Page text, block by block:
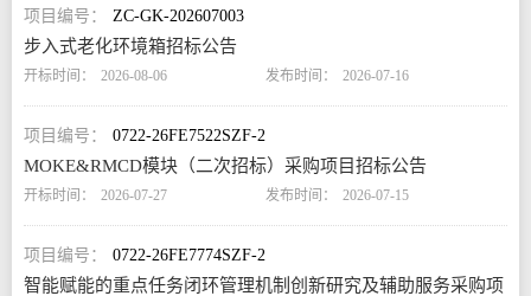
ZC-GK-202607003
步入式老化环境箱招标公告
2026-08-06 2026-07-16
0722-26FE7522SZF-2
MOKE&RMCD模块（二次招标）采购项目招标公告
2026-07-27 2026-07-15
0722-26FE7774SZF-2
智能赋能的重点任务闭环管理机制创新研究及辅助服务采购项